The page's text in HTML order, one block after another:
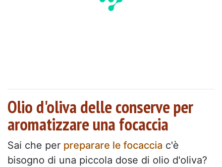
Olio d'oliva delle conserve per
aromatizzare una focaccia
Sai che per preparare le focaccia c'è
bisogno di una piccola dose di olio d'oliva?